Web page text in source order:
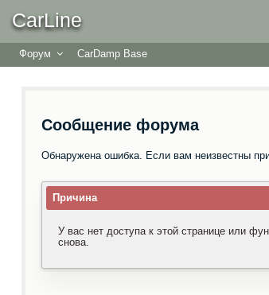
CarLine
Форум CarDamp Base
Сообщение форума
Обнаружена ошибка. Если вам неизвестны
Причина
У вас нет доступа к этой странице или
снова.